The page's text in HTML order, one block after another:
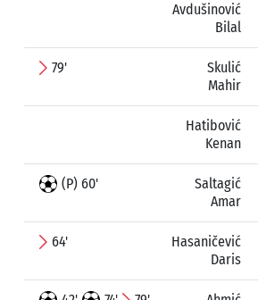
Avdušinović
Bilal
79'
Skulić
Mahir
Hatibović
Kenan
(P) 60'
Saltagić
Amar
64'
Hasaničević
Daris